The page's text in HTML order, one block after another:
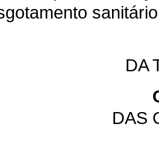
DA
DAS